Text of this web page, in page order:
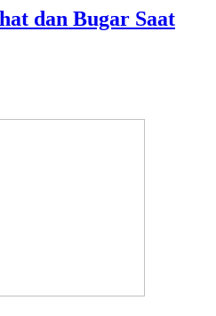
dan Bugar Saat